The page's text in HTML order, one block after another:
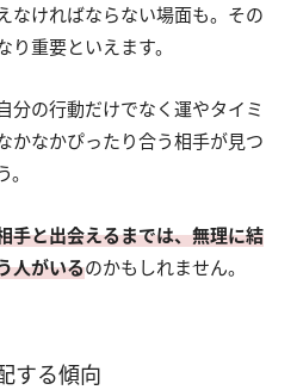
なければならない場面も。その
重要といえます。
分の行動だけでなく運やタイミ
かなかぴったり合う相手が見つ
手と出会えるまでは、無理に結
人がいるのかもしれません。
する傾向